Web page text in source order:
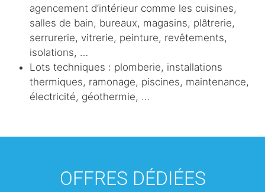
agencement d’intérieur comme les cuisines,
salles de bain, bureaux, magasins, plâtrerie,
serrurerie, vitrerie, peinture, revêtements,
isolations, …
Lots techniques : plomberie, installations
thermiques, ramonage, piscines, maintenance,
électricité, géothermie, …
OFFRES DÉDIÉES